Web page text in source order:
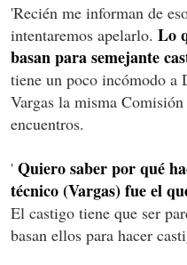
'Recién me informan de
intentaremos apelarlo. Lo
basan para semejante
tiene un poco incómodo a
Vargas la misma
encuentros.
' Quiero saber por qué
técnico (Vargas) fue el
El castigo tiene que ser
basan ellos para hacer